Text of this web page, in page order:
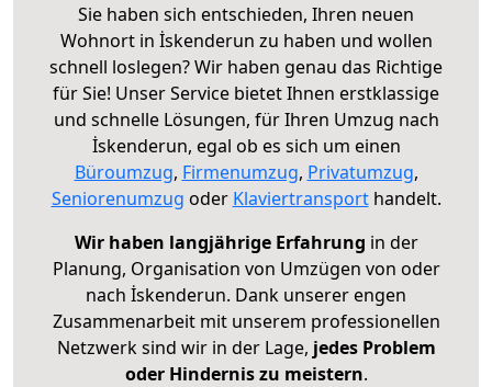
Sie haben sich entschieden, Ihren neuen
Wohnort in İskenderun zu haben und wollen
schnell loslegen? Wir haben genau das Richtige
für Sie! Unser Service bietet Ihnen erstklassige
und schnelle Lösungen, für Ihren Umzug nach
İskenderun, egal ob es sich um einen
Büroumzug, Firmenumzug, Privatumzug,
Seniorenumzug oder Klaviertransporthandelt.
Wir haben langjährige Erfahrung in der
Planung, Organisation von Umzügen von oder
nach İskenderun. Dank unserer engen
Zusammenarbeit mit unserem professionellen
Netzwerk sind wir in der Lage, jedes Problem
oder Hindernis zu meistern.